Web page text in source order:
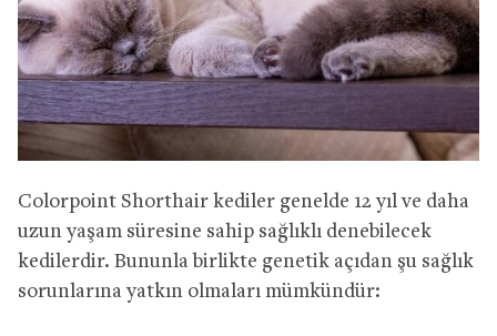
Colorpoint Shorthair kediler genelde 12 yıl ve daha
uzun yaşam süresine sahip sağlıklı denebilecek
kedilerdir. Bununla birlikte genetik açıdan şu sağlık
sorunlarına yatkın olmaları mümkündür: